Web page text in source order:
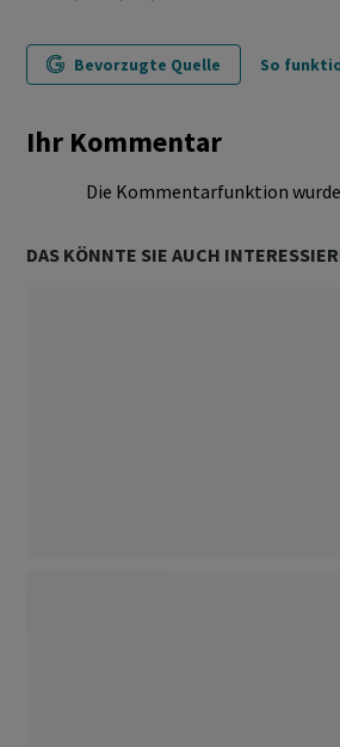
Bevorzugte Quelle So
Ihr Kommentar
Die Kommentarfunktion
DAS KÖNNTE SIE AUCH